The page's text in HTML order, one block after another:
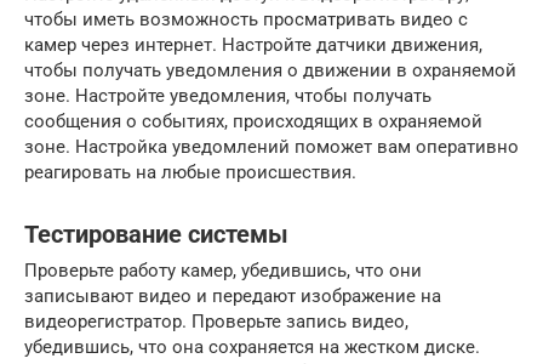
чтобы иметь возможность просматривать видео с
камер через интернет. Настройте датчики движения,
чтобы получать уведомления о движении в охраняемой
зоне. Настройте уведомления, чтобы получать
сообщения о событиях, происходящих в охраняемой
зоне. Настройка уведомлений поможет вам оперативно
реагировать на любые происшествия.
Тестирование системы
Проверьте работу камер, убедившись, что они
записывают видео и передают изображение на
видеорегистратор. Проверьте запись видео,
убедившись, что она сохраняется на жестком диске.